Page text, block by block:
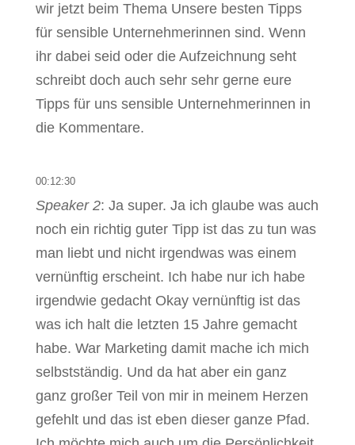
wir jetzt beim Thema Unsere besten Tipps
für sensible Unternehmerinnen sind. Wenn
ihr dabei seid oder die Aufzeichnung seht
schreibt doch auch sehr sehr gerne eure
Tipps für uns sensible Unternehmerinnen in
die Kommentare.
00:12:30
Speaker 2: Ja super. Ja ich glaube was auch
noch ein richtig guter Tipp ist das zu tun was
man liebt und nicht irgendwas was einem
vernünftig erscheint. Ich habe nur ich habe
irgendwie gedacht Okay vernünftig ist das
was ich halt die letzten 15 Jahre gemacht
habe. War Marketing damit mache ich mich
selbstständig. Und da hat aber ein ganz
ganz großer Teil von mir in meinem Herzen
gefehlt und das ist eben dieser ganze Pfad.